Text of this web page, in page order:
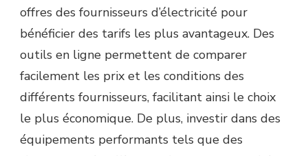
offres des fournisseurs d’électricité pour
bénéficier des tarifs les plus avantageux. Des
outils en ligne permettent de comparer
facilement les prix et les conditions des
différents fournisseurs, facilitant ainsi le choix
le plus économique. De plus, investir dans des
équipements performants tels que des